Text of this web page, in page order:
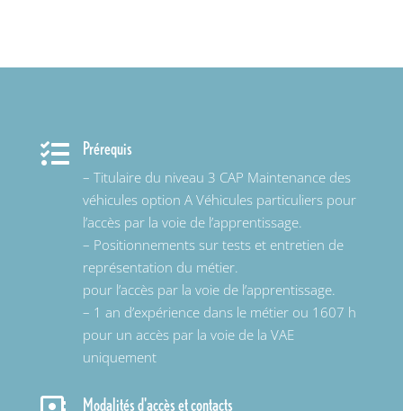
 Prérequis
– Titulaire du niveau 3 CAP Maintenance des
véhicules option A Véhicules particuliers pour
l’accès par la voie de l’apprentissage.
– Positionnements sur tests et entretien de
représentation du métier.
pour l’accès par la voie de l’apprentissage.
– 1 an d’expérience dans le métier ou 1607 h
pour un accès par la voie de la VAE
uniquement
Modalités d'accès et contacts